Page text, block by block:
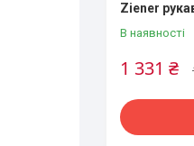
Ziener
В наявності
1 331 ₴